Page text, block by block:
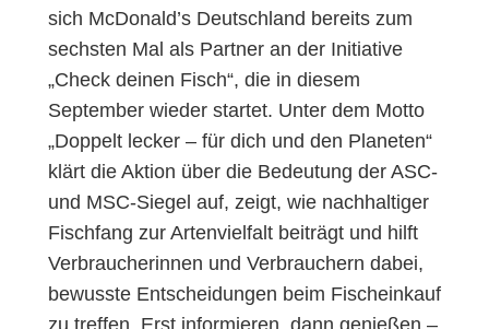
sich McDonald’s Deutschland bereits zum
sechsten Mal als Partner an der Initiative
„Check deinen Fisch“, die in diesem
September wieder startet. Unter dem Motto
„Doppelt lecker – für dich und den Planeten“
klärt die Aktion über die Bedeutung der ASC-
und MSC-Siegel auf, zeigt, wie nachhaltiger
Fischfang zur Artenvielfalt beiträgt und hilft
Verbraucherinnen und Verbrauchern dabei,
bewusste Entscheidungen beim Fischeinkauf
zu treffen. Erst informieren, dann genießen –